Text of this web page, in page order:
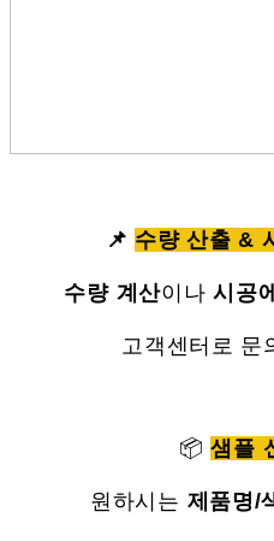
📌 수량 산출 &
수량 계산이나시공
고객센터로
📦샘플
원하시는 제품명/